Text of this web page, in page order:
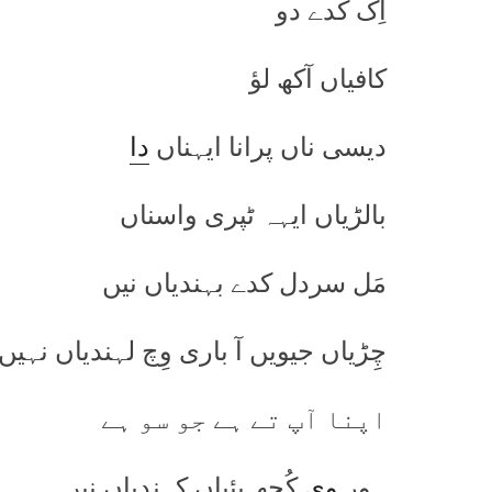
اِک کدے دو
کافیاں آکھ لؤ
دیسی ناں پرانا ایہناں دا
بالڑیاں ایہہ ٹپری واسناں
مَل سردل کدے بہندیاں نیں
چِڑیاں جیویں آ باری وِچ لہندیاں
اپنا آپ تے ہے جو سو ہے